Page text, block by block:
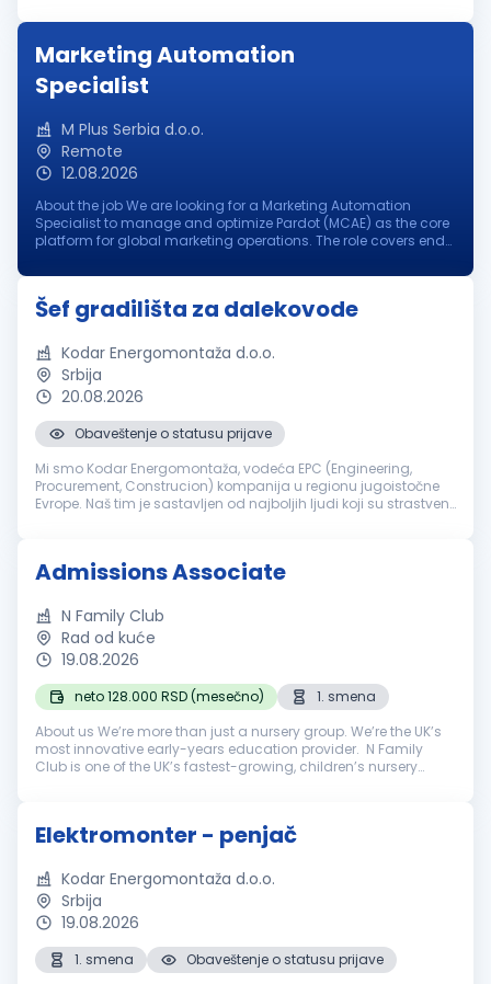
Odli...
Marketing Automation
Specialist
M Plus Serbia d.o.o.
Remote
12.08.2026
About the job We are looking for a Marketing Automation
Specialist to manage and optimize Pardot (MCAE) as the core
platform for global marketing operations. The role covers end-
automation, data man...
Šef gradilišta za dalekovode
Kodar Energomontaža d.o.o.
Srbija
20.08.2026
Obaveštenje o statusu prijave
Mi smo Kodar Energomontaža, vodeća EPC (Engineering,
Procurement, Construcion) kompanija u regionu jugoistočne
Evrope. Naš tim je sastavljen od najboljih ljudi koji su strastveni
Admissions Associate
N Family Club
Rad od kuće
19.08.2026
neto 128.000 RSD (mesečno)
1. smena
About us We’re more than just a nursery group. We’re the UK’s
most innovative early-years education provider. N Family
Club is one of the UK’s fastest-growing, children’s nursery
Elektromonter - penjač
Kodar Energomontaža d.o.o.
Srbija
19.08.2026
1. smena
Obaveštenje o statusu prijave